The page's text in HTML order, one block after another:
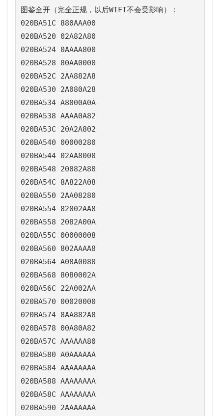
图鉴全开（完全正规，以后WIFI不会受影响）：
020BA51C 880AAA00
020BA520 02A82A80
020BA524 0AAAA800
020BA528 80AA0000
020BA52C 2AA882A8
020BA530 2A080A28
020BA534 A8000A0A
020BA538 AAAA0A82
020BA53C 20A2A802
020BA540 00000280
020BA544 02AA8000
020BA548 20082A80
020BA54C 8A822A08
020BA550 2AA08280
020BA554 82002AA8
020BA558 2082A00A
020BA55C 00000008
020BA560 802AAAA8
020BA564 A08A0080
020BA568 8080002A
020BA56C 22A002AA
020BA570 00020000
020BA574 8AA882A8
020BA578 00A80A82
020BA57C AAAAAA80
020BA580 A0AAAAAA
020BA584 AAAAAAAA
020BA588 AAAAAAAA
020BA58C AAAAAAAA
020BA590 2AAAAAAA